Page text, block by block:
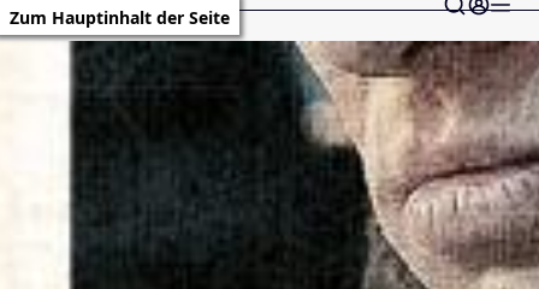
Zum Hauptinhalt der Seite